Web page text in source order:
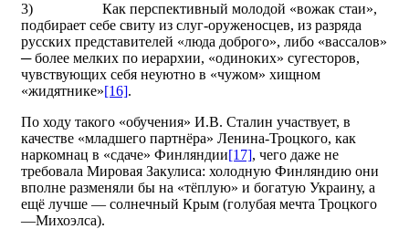
3)
Как перспективный молодой «вожак стаи»,
подбирает себе свиту из слуг-оруженосцев, из разряда
русских представителей «люда доброго», либо «вассалов»
─ более мелких по иерархии, «одиноких» сугесторов,
чувствующих себя неуютно в «чужом» хищном
«жидятнике»[16].
По ходу такого «обучения» И.В. Сталин участвует, в
качестве «младшего партнёра» Ленина-Троцкого, как
наркомнац в «сдаче» Финляндии[17], чего даже не
требовала Мировая Закулиса: холодную Финляндию они
вполне разменяли бы на «тёплую» и богатую Украину, а
ещё лучше — солнечный Крым (голубая мечта Троцкого
—Михоэлса).